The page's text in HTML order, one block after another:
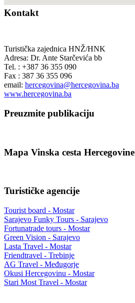
Kontakt
Turistička zajednica HNŽ/HNK
Adresa: Dr. Ante Starčevića bb
Tel. : +387 36 355 090
Fax : 387 36 355 096
email: hercegovina@hercegovina.ba
www.hercegovina.ba
Preuzmite publikaciju
Mapa Vinska cesta Hercegovine
Turističke agencije
Tourist board - Mostar
Sarajevo Funky Tours - Sarajevo
Fortunatrade tours - Mostar
Green Vision - Sarajevo
Lasta Travel - Mostar
Friendtravel - Trebinje
AG Travel - Međugorje
Okusi Hercegovinu - Mostar
Stari Most Travel - Mostar